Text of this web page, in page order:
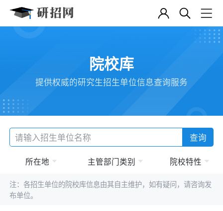
院校库
提供权威的研究生招生单位信息查询服务
查询
所在地 主管部门类别 院校特性
注：各招生单位的院校库信息由其自主维护，如有疑问，请咨询发
布单位。